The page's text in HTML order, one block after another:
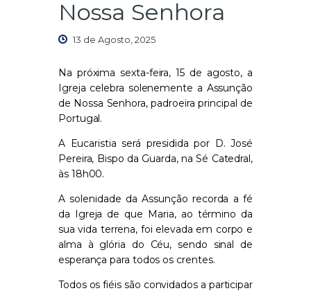
Nossa Senhora
13 de Agosto, 2025
Na próxima sexta-feira, 15 de agosto, a
Igreja celebra solenemente a Assunção
de Nossa Senhora, padroeira principal de
Portugal.
A Eucaristia será presidida por D. José
Pereira, Bispo da Guarda, na Sé Catedral,
às 18h00.
A solenidade da Assunção recorda a fé
da Igreja de que Maria, ao término da
sua vida terrena, foi elevada em corpo e
alma à glória do Céu, sendo sinal de
esperança para todos os crentes.
Todos os fiéis são convidados a participar